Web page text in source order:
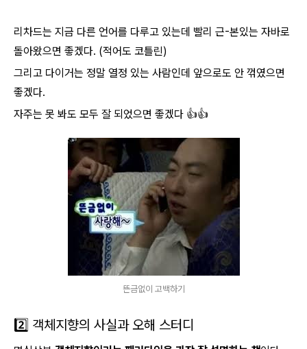
리차드는 지금 다른 언어를 다루고 있는데 빨리 근-본있는 자바로
돌아왔으면 좋겠다. (적어도 코틀린)
그리고 다이거는 정말 열정 있는 사람인데 앞으로도 안 꺾였으면
좋겠다.
자주는 못 봐도 모두 잘 되었으면 좋겠다 👍👍
뜬금없이 고백하기
2️⃣ 객체지향의 사실과 오해 스터디